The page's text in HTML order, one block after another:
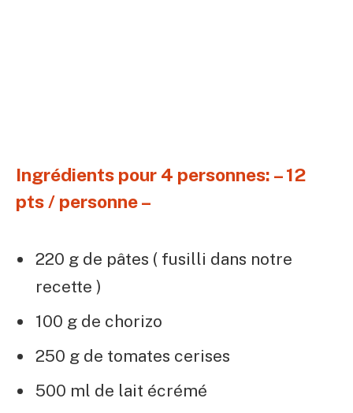
Ingrédients pour 4 personnes: – 12
pts / personne –
220 g de pâtes ( fusilli dans notre
recette )
100 g de chorizo
250 g de tomates cerises
500 ml de lait écrémé